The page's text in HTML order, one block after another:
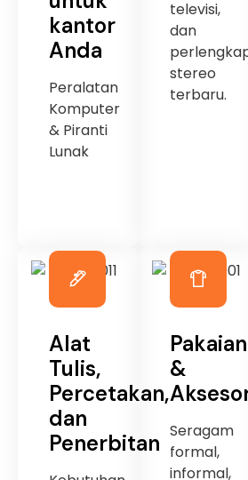
kantor
Anda
Peralatan
Komputer
& Piranti
Lunak
televisi,
dan
stereo
terbaru.
Alat
Tulis,
Percetakan,
dan
Penerbitan
Pakaian
&
Seragam
formal,
informal,